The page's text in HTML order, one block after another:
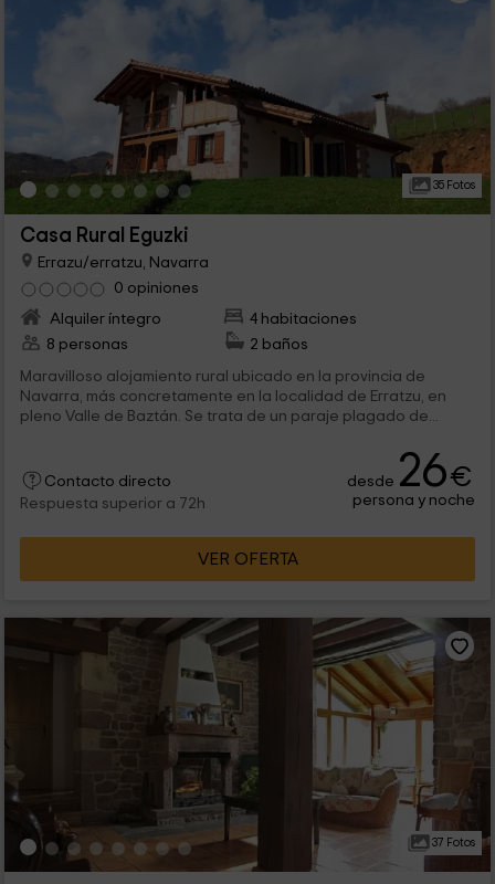
35 Fotos
Casa Rural Eguzki
Errazu/erratzu, Navarra
0 opiniones
Alquiler íntegro
4 habitaciones
8 personas
2 baños
Maravilloso alojamiento rural ubicado en la provincia de
Navarra, más concretamente en la localidad de Erratzu, en
pleno Valle de Baztán. Se trata de un paraje plagado de...
Contacto directo
Respuesta superior a 72h
desde 26€
persona y noche
VER OFERTA
37 Fotos